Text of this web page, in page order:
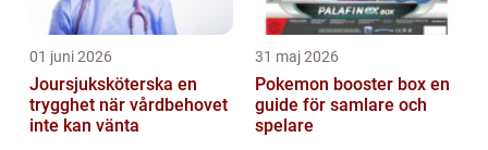
01 juni 2026
Joursjuksköterska en
trygghet när vårdbehovet
inte kan vänta
31 maj 2026
Pokemon booster box en
guide för samlare och
spelare